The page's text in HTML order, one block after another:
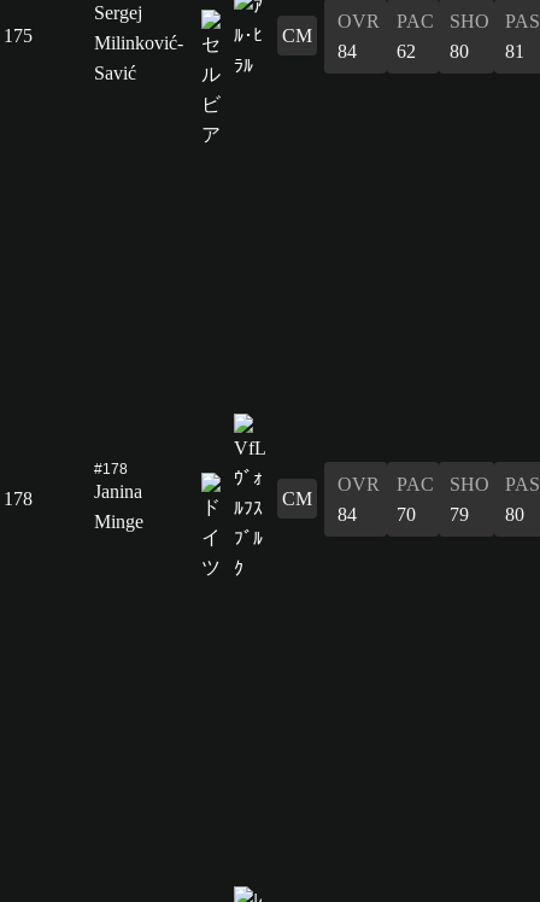
175
Sergej
Milinković-
Savić
CM
OVR
84
PAC
62
SHO
80
PAS
81
178
#178
Janina
Minge
CM
OVR
84
PAC
70
SHO
79
PAS
80